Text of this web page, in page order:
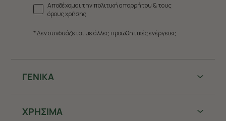
ΓΕΝΙΚΑ
ΧΡHΣΙΜΑ
Αποδέχομαι την πολιτική απορρήτου & τους
όρους χρήσης.
* Δεν συνδυάζεται με άλλες προωθητικές ενέργειες.